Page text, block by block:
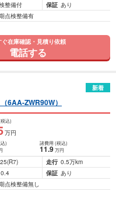
整備付 保証 あり
点検整備有
ぐ在庫確認・見積り依頼
電話する
新着
（6AA-ZWR90W）
込)
万円
) 諸費用 (税込)
11.9 万円
(R7) 走行 0.5万km
保証 あり
点検整備無し